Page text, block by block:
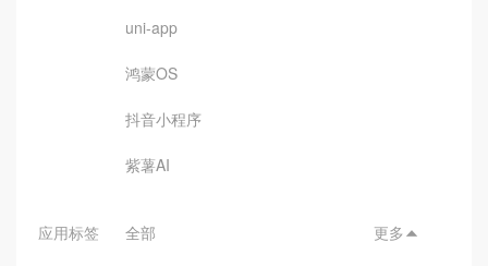
uni-app
鸿蒙OS
抖音小程序
紫薯AI
应用标签 全部 更多 